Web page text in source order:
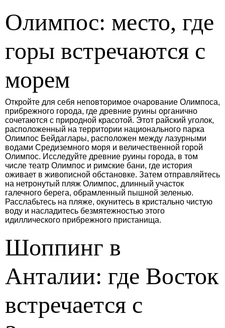
Олимпос: место, где
горы встречаются с
морем
Откройте для себя неповторимое очарование Олимпоса,
прибрежного города, где древние руины органично
сочетаются с природной красотой. Этот райский уголок,
расположенный на территории национального парка
Олимпос Бейдаглары, расположен между лазурными
водами Средиземного моря и величественной горой
Олимпос. Исследуйте древние руины города, в том
числе театр Олимпос и римские бани, где история
оживает в живописной обстановке. Затем отправляйтесь
на нетронутый пляж Олимпос, длинный участок
галечного берега, обрамленный пышной зеленью.
Расслабьтесь на пляже, окунитесь в кристально чистую
воду и насладитесь безмятежностью этого
идиллического прибрежного пристанища.
Шоппинг в
Анталии: где Восток
встречается с